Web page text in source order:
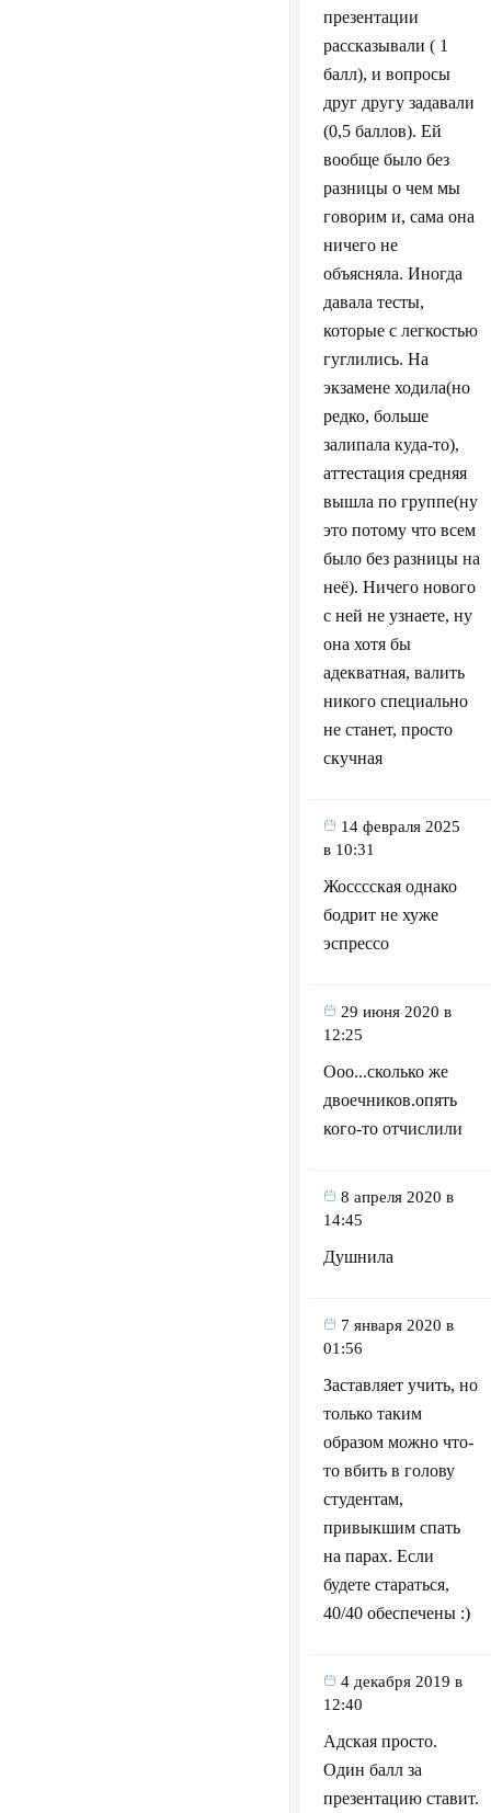
презентации
рассказывали ( 1
балл), и вопросы
друг другу задавали
(0,5 баллов). Ей
вообще было без
разницы о чем мы
говорим и, сама она
ничего не
объясняла. Иногда
давала тесты,
которые с легкостью
гуглились. На
экзамене ходила(но
редко, больше
залипала куда-то),
аттестация средняя
вышла по группе(ну
это потому что всем
было без разницы на
неё). Ничего нового
с ней не узнаете, ну
она хотя бы
адекватная, валить
никого специально
не станет, просто
скучная
14 февраля 2025
в 10:31
Жосссская однако
бодрит не хуже
эспрессо
29 июня 2020 в
12:25
Ооо...сколько же
двоечников.опять
кого-то отчислили
8 апреля 2020 в
14:45
Душнила
7 января 2020 в
01:56
Заставляет учить, но
только таким
образом можно что-
то вбить в голову
студентам,
привыкшим спать
на парах. Если
будете стараться,
40/40 обеспечены :)
4 декабря 2019 в
12:40
Адская просто.
Один балл за
презентацию ставит.